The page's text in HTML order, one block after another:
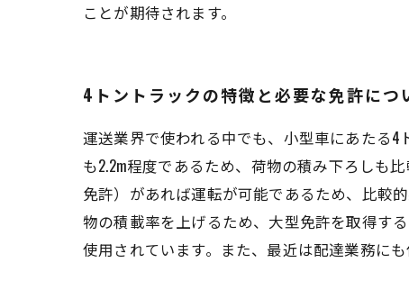
ことが期待されます。
4トントラックの特徴と必要な免許につ
運送業界で使われる中でも、小型車にあたる
も2.2m程度であるため、荷物の積み下ろしも
免許）があれば運転が可能であるため、比較
物の積載率を上げるため、大型免許を取得す
使用されています。また、最近は配達業務に